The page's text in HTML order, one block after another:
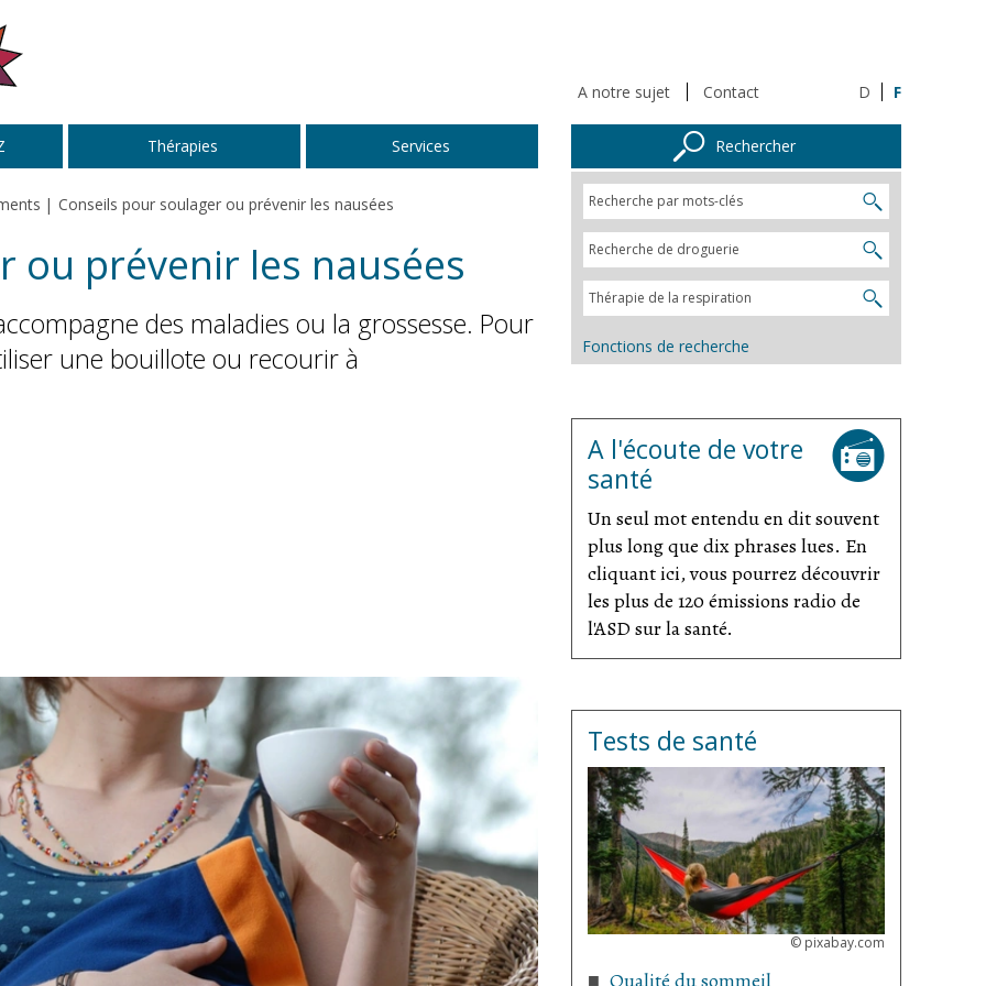
A notre sujet Contact D F
Thérapies Services
Conseils pour soulager ou prévenir les nausées
ou prévenir les nausées
des maladies ou la grossesse. Pour
une bouillote ou recourir à
Rechercher
Fonctions de recherche
A l'écoute de votre
santé
Un seul mot entendu en dit souvent
plus long que dix phrases lues. En
cliquant ici, vous pourrez découvrir
les plus de 120 émissions radio de
l'ASD sur la santé.
Tests de santé
© pixabay.com
Qualité du sommeil